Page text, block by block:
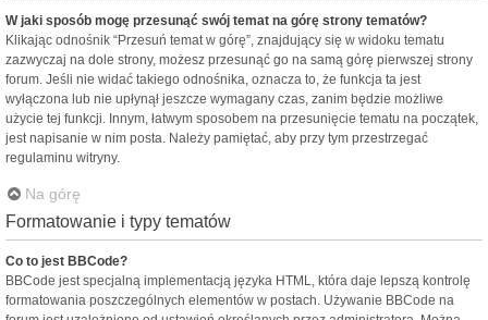
W jaki sposób mogę przesunąć swój temat na górę strony tematów?
Klikając odnośnik “Przesuń temat w górę”, znajdujący się w widoku tematu
zazwyczaj na dole strony, możesz przesunąć go na samą górę pierwszej strony
forum. Jeśli nie widać takiego odnośnika, oznacza to, że funkcja ta jest
wyłączona lub nie upłynął jeszcze wymagany czas, zanim będzie możliwe
użycie tej funkcji. Innym, łatwym sposobem na przesunięcie tematu na początek,
jest napisanie w nim posta. Należy pamiętać, aby przy tym przestrzegać
regulaminu witryny.
Na górę
Formatowanie i typy tematów
Co to jest BBCode?
BBCode jest specjalną implementacją języka HTML, która daje lepszą kontrolę
formatowania poszczególnych elementów w postach. Używanie BBCode na